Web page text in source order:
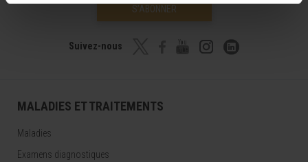
S’ABONNER
Suivez-nous
MALADIES ET TRAITEMENTS
Maladies
Examens diagnostiques